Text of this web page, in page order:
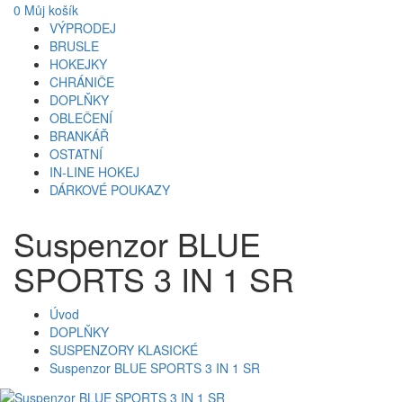
0 Můj košík
VÝPRODEJ
BRUSLE
HOKEJKY
CHRÁNIČE
DOPLŇKY
OBLEČENÍ
BRANKÁŘ
OSTATNÍ
IN-LINE HOKEJ
DÁRKOVÉ POUKAZY
Suspenzor BLUE
SPORTS 3 IN 1 SR
Úvod
DOPLŇKY
SUSPENZORY KLASICKÉ
Suspenzor BLUE SPORTS 3 IN 1 SR